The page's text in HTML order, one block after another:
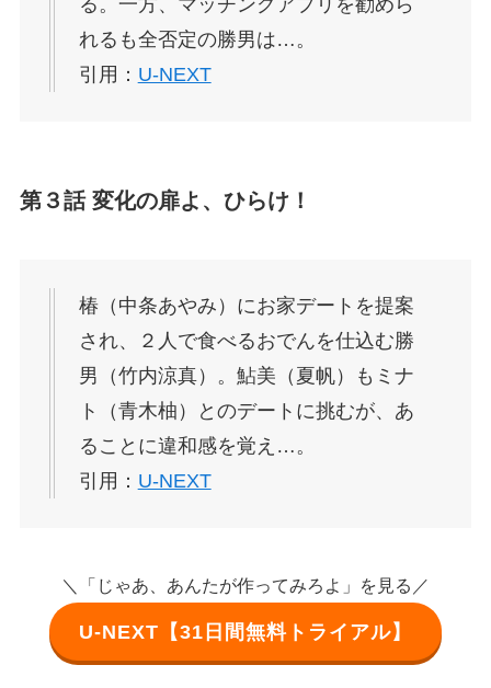
る。一方、マッチングアプリを勧めら
れるも全否定の勝男は…。
引用： U-NEXT
第３話 変化の扉よ、ひらけ！
椿（中条あやみ）にお家デートを提案
され、２人で食べるおでんを仕込む勝
男（竹内涼真）。鮎美（夏帆）もミナ
ト（青木柚）とのデートに挑むが、あ
ることに違和感を覚え…。
引用： U-NEXT
＼「じゃあ、あんたが作ってみろよ」を見る／
U-NEXT【31日間無料トライアル】